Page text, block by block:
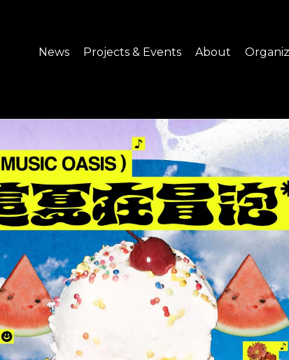
News
Press Release
Projects & Events
Projects
CREATORS
About
Structure
Public Information
Senior Staff
Venue Hire
Join us